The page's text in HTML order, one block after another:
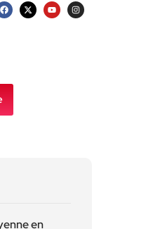
en